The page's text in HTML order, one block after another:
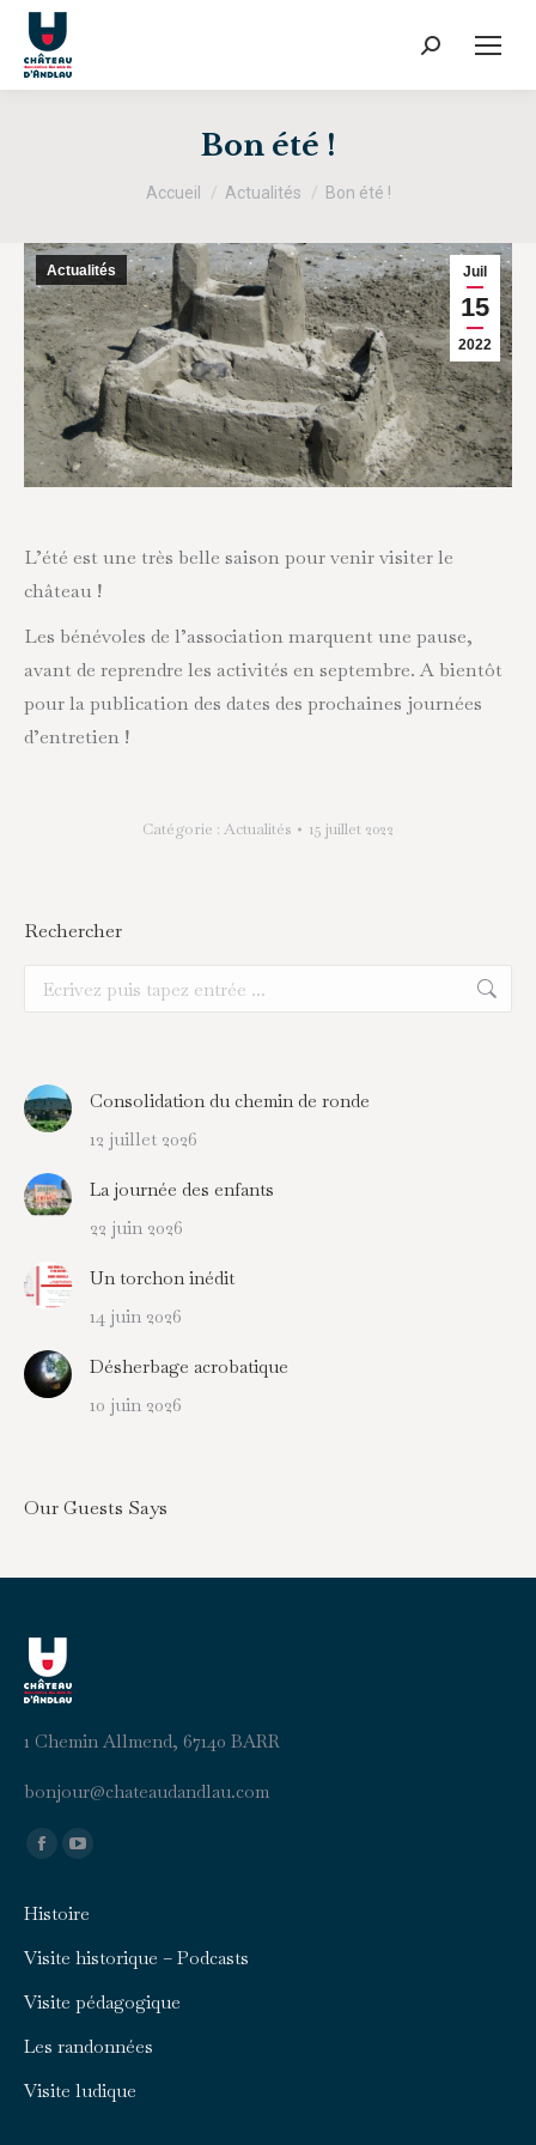
Recherche
:
Bon été !
Vous êtes ici :
Accueil Actualités Bon été !
Juil
15
2022
Actualités
L’été est une très belle saison pour venir visiter le
château !
Les bénévoles de l’association marquent une pause,
avant de reprendre les activités en septembre. A bientôt
pour la publication des dates des prochaines journées
d’entretien !
Catégorie : Actualités 15 juillet 2022
Rechercher
Recherche
Consolidation du chemin de ronde
12 juillet 2026
La journée des enfants
22 juin 2026
Un torchon inédit
14 juin 2026
Désherbage acrobatique
10 juin 2026
Our Guests Says
1 Chemin Allmend, 67140 BARR
moc.u
aldna
duaet
ahc@r
uojno
b
Trouvez nous sur :
Facebook
opens
in
window
YouTube
opens
in
window
Histoire
Visite historique – Podcasts
Visite pédagogique
Les randonnées
Visite ludique